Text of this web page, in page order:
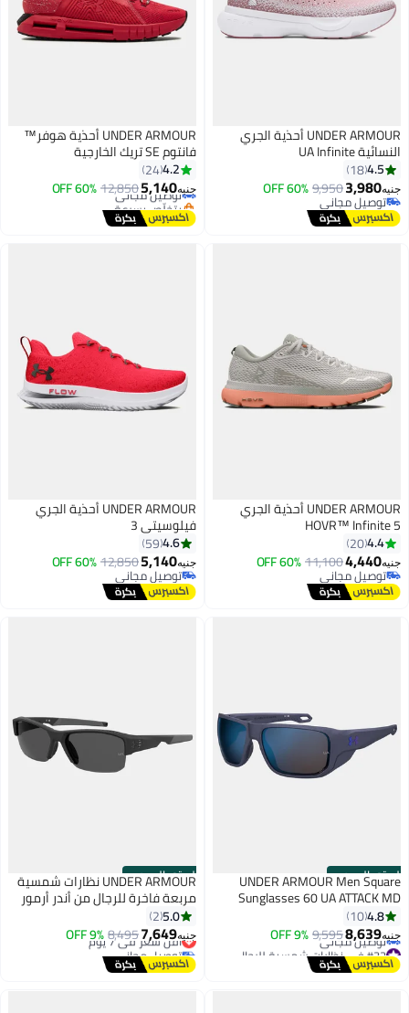
UNDER ARMOUR أحذية الجري
النسائية UA Infinite
4.5
18
جنيه3,980
9,950
60% OFF
توصيل مجاني
توصيل مجاني
UNDER ARMOUR أحذية هوفر™
فانتوم SE تريك الخارجية
4.2
24
جنيه5,140
12,850
60% OFF توصيل مجاني
بتخلّص بسرعة
توصيل مجاني
UNDER ARMOUR أحذية الجري
HOVR™ Infinite 5
4.4
20
جنيه4,440
11,100
60% OFF
توصيل مجاني
توصيل مجاني
UNDER ARMOUR أحذية الجري
فيلوسيتي 3
4.6
59
جنيه5,140
12,850
60% OFF
توصيل مجاني
توصيل مجاني
الستور الرسمي
UNDER ARMOUR Men Square
Sunglasses 60 UA ATTACK MD
4.8
10
جنيه8,639
9,595
9% OFF
#32 في نظارات شمسية للرجال
أقل سعر في 7 يوم
توصيل مجاني
الستور الرسمي UNDER ARMOUR نظارات شمسية
مربعة فاخرة للرجال من أندر أرمور
5.0
2
جنيه7,649
8,495
9% OFF أقل سعر في 7 يوم
توصيل مجاني
أقل سعر في 7 يوم